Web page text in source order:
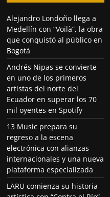
Alejandro Londoño llega a
Medellín con “Voilà”, la obra
que conquistó al público en
Bogotá
Andrés Nipas se convierte
en uno de los primeros
artistas del norte del
Ecuador en superar los 70
mil oyentes en Spotify
13 Music prepara su
regreso a la escena
electrónica con alianzas
internacionales y una nueva
plataforma especializada
LARU comienza su historia